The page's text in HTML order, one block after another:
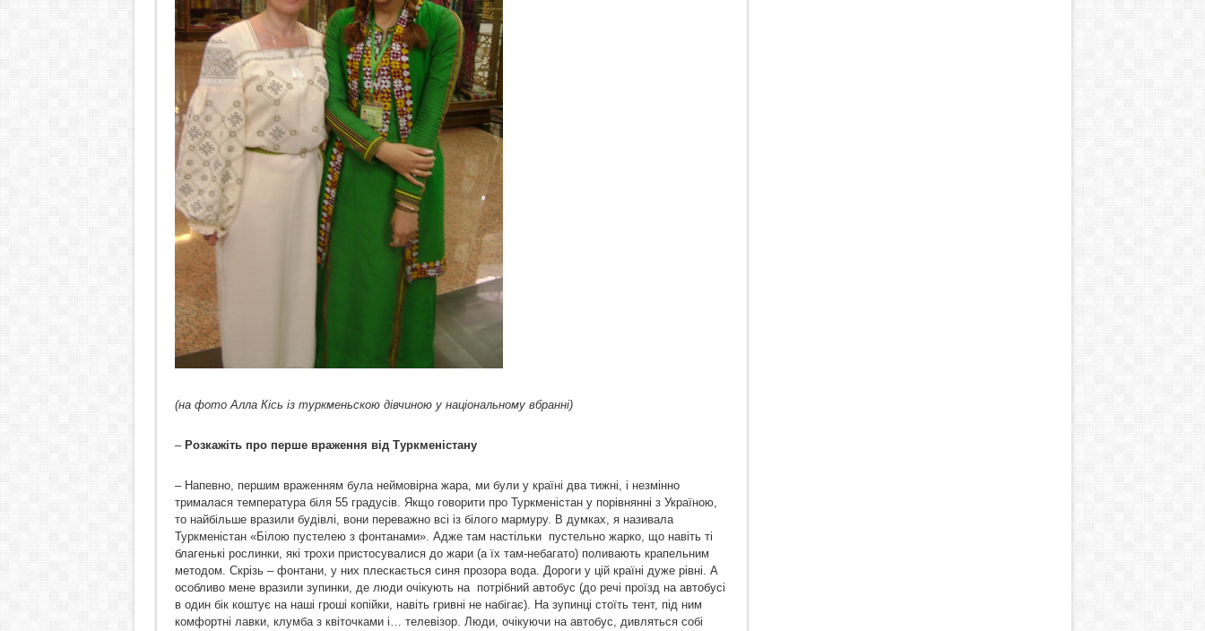
(на фото Алла Кісь із туркменьскою дівчиною у національному вбранні)
– Розкажіть про перше враження від Туркменістану
– Напевно, першим враженням була неймовірна жара, ми були у країні два тижні, і незмінно
трималася температура біля 55 градусів. Якщо говорити про Туркменістан у порівнянні з Україною,
то найбільше вразили будівлі, вони переважно всі із білого мармуру. В думках, я називала
Туркменістан «Білою пустелею з фонтанами». Адже там настільки пустельно жарко, що навіть ті
благенькі рослинки, які трохи пристосувалися до жари (а їх там-небагато) поливають крапельним
методом. Скрізь – фонтани, у них плескається синя прозора вода. Дороги у цій країні дуже рівні. А
особливо мене вразили зупинки, де люди очікують на потрібний автобус (до речі проїзд на автобусі
в один бік коштує на наші гроші копійки, навіть гривні не набігає). На зупинці стоїть тент, під ним
комфортні лавки, клумба з квіточками і… телевізор. Люди, очікуючи на автобус, дивляться собі